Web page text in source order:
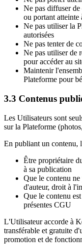
Ne pas diffuser
ou portant
Ne pas utiliser la
autorisées
Ne pas tenter de
Ne pas utiliser de
pour accéder au
Maintenir
Plateforme pour
3.3 Contenus
Les Utilisateurs sont
sur la Plateforme
En publiant un contenu,
Être propriétaire
à sa publication
Que le contenu
d'auteur, droit à
Que le contenu
présentes CGU
L'Utilisateur accorde à
transférable et gratuite
promotion et de